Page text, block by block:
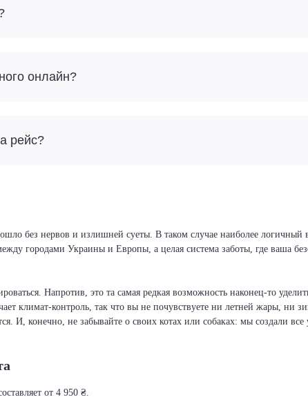
онлайн?
рейс?
без нервов и излишней суеты. В таком случае наиболее
городами Украины и Европы, а целая система заботы, где ваша
Напротив, это та самая редкая возможность наконец-то
климат-контроль, так что вы не почувствуете ни летней жары, ни
И, конечно, не забывайте о своих котах или собаках: мы создали
от 4 950 ₴.